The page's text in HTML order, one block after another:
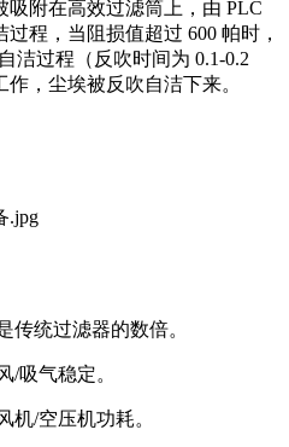
附在高效过滤筒上，由 PLC
程，当阻损值超过 600 帕时，
洁过程（反吹时间为 0.1-0.2
，尘埃被反吹自洁下来。
传统过滤器的数倍。
/吸气稳定。
机/空压机功耗。